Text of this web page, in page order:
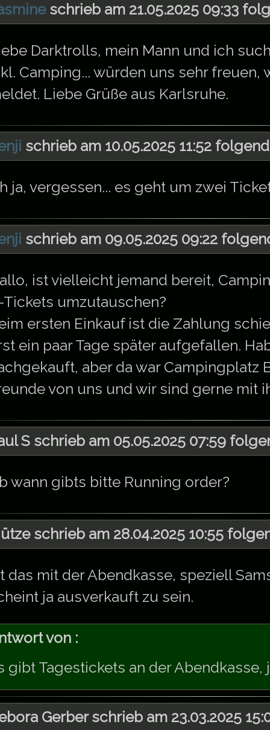
schrieb am 21.05.2025 09:33
Darktrolls, mein Mann und ich
Camping... würden uns sehr freuen,
Liebe Grüße aus Karlsruhe.
schrieb am 10.05.2025 11:52
ja, vergessen... es geht um zwei
schrieb am 09.05.2025 09:22
ist vielleicht jemand bereit,
Tickets umzutauschen?
ersten Einkauf ist die Zahlung
ein paar Tage später aufgefallen.
aber da war Campingplatz
von uns und wir sind gerne mit
S schrieb am 05.05.2025 07:59
wann gibts bitte Running order?
schrieb am 28.04.2025 10:55
das mit der Abendkasse, speziell
ja ausverkauft zu sein.
von :
gibt Tagestickets an der Abendkasse,
Gerber schrieb am 23.03.2025